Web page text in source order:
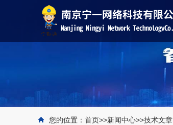
您的位置： 首页>>新闻中心>>技术文章